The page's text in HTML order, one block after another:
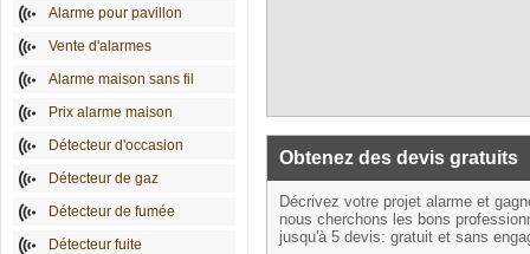
Alarme pour pavillon
Vente d'alarmes
Alarme maison sans fil
Prix alarme maison
Détecteur d'occasion
Détecteur de gaz
Détecteur de fumée
Détecteur fuite
Obtenez des devis gratuits
Décrivez votre projet alarme et
nous cherchons les bons
jusqu'à 5 devis: gratuit et sans